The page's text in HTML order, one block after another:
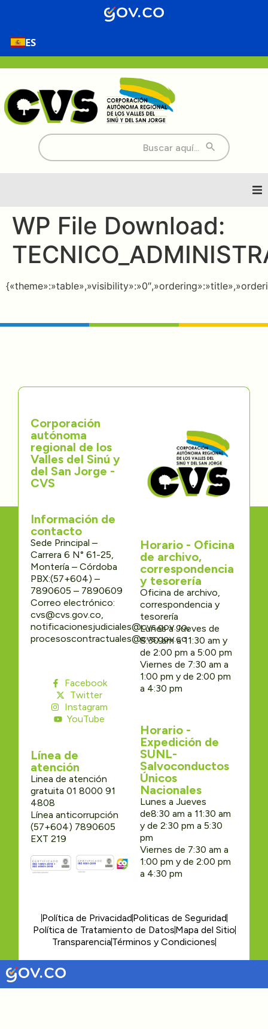
ES
Buscar:
Inicio
Nosotros
Directorios
Contáctenos
WP File Download:
Corporación
autónoma
regional de los
Valles del Sinú y
del San Jorge -
CVS
Información de
contacto
Sede Principal –
Carrera 6 N° 61-25,
Montería – Córdoba
PBX:(57+604) –
7890605 – 7890609
Correo electrónico:
cvs@cvs.gov.co,
notificacionesjudiciales@cvs.gov.co,
procesoscontractuales@cvs.gov.co
Facebook
Twitter
Instagram
YouTube
Línea de
atención
Linea de atención
gratuita 01 8000 91
4808
Línea anticorrupción
(57+604) 7890605
EXT 219
Horario - Oficina
de archivo,
correspondencia
y tesorería
Oficina de archivo,
correspondencia y
tesorería
Lunes a Jueves de
8:30 am a 11:30 am y
de 2:00 pm a 5:00 pm
Viernes de 7:30 am a
1:00 pm y de 2:00 pm
a 4:30 pm
Horario -
Expedición de
SUNL-
Salvoconductos
Únicos
Nacionales
Lunes a Jueves
de8:30 am a 11:30 am
y de 2:30 pm a 5:30
pm
Viernes de 7:30 am a
1:00 pm y de 2:00 pm
a 4:30 pm
Política de PrivacidadPoliticas de Seguridad
Política de Tratamiento de DatosMapa del Sitio
TransparenciaTérminos y Condiciones